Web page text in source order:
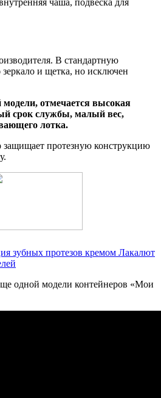
В стандартную
и щетка, но исключен
модели, отмечается высокая
срок службы, малый вес,
лотка.
защищает протезную конструкцию
зубных протезов кремом Лакалют
одной модели контейнеров «Мои